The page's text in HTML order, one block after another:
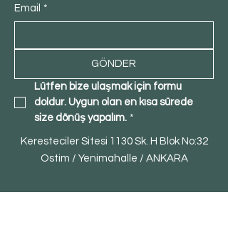
Email *
GÖNDER
Lütfen bize ulaşmak için formu
doldur. Uygun olan en kısa sürede
size dönüş yapalım. *
Keresteciler Sitesi 1130 Sk. H Blok No:32
Ostim / Yenimahalle / ANKARA